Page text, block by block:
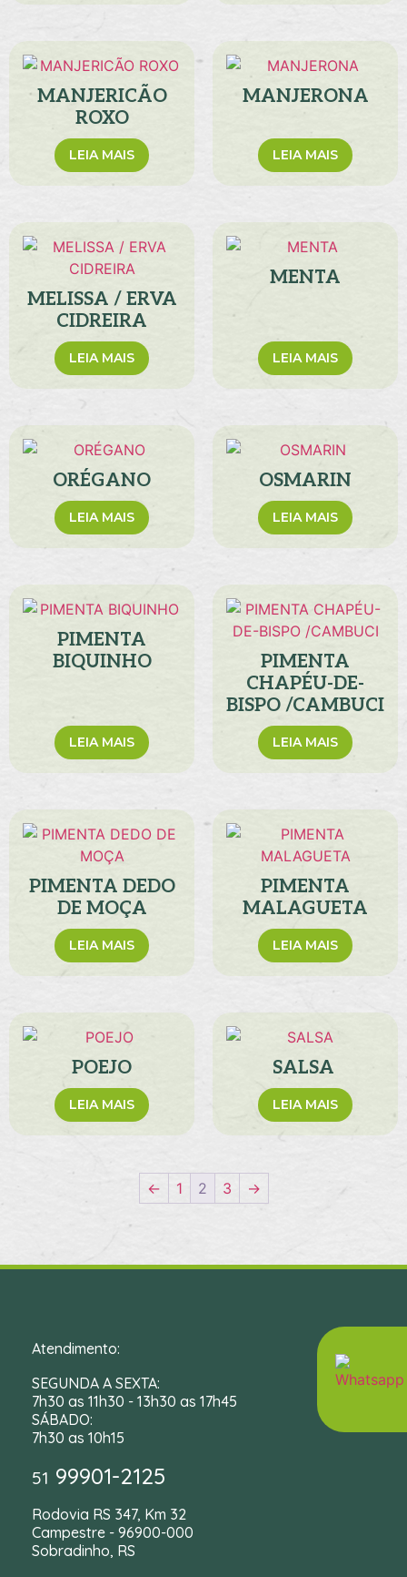
MANJERICÃO
ROXO
LEIA MAIS
MANJERONA
LEIA MAIS
MELISSA / ERVA
CIDREIRA
LEIA MAIS
MENTA
LEIA MAIS
ORÉGANO
LEIA MAIS
OSMARIN
LEIA MAIS
PIMENTA
BIQUINHO
LEIA MAIS
PIMENTA
CHAPÉU-DE-
BISPO /CAMBUCI
LEIA MAIS
PIMENTA DEDO
DE MOÇA
LEIA MAIS
PIMENTA
MALAGUETA
LEIA MAIS
POEJO
LEIA MAIS
SALSA
LEIA MAIS
← 1 2 3 →
Atendimento:
SEGUNDA A SEXTA:
7h30 as 11h30 - 13h30 as 17h45
SÁBADO:
7h30 as 10h15
51 99901-2125
Rodovia RS 347, Km 32
Campestre - 96900-000
Sobradinho, RS